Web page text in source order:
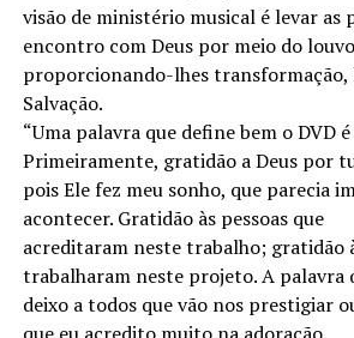
visão de ministério musical é levar as
encontro com Deus por meio do
proporcionando-lhes transformação,
Salvação.
“Uma palavra que define bem o DVD é
Primeiramente, gratidão a Deus por
pois Ele fez meu sonho, que parecia
acontecer. Gratidão às pessoas que
acreditaram neste trabalho; gratidão
trabalharam neste projeto. A palavra
deixo a todos que vão nos prestigiar